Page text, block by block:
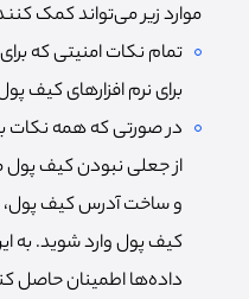
موارد زیر می‌تواند کمک
تمام نکات امنیتی که
برای نرم افزارهای کیف
در صورتی که همه نکات
از جعلی نبودن کیف پول
و ساخت آدرس کیف پول،
کیف پول وارد شوید. به
داده‌ها اطمینان حاصل